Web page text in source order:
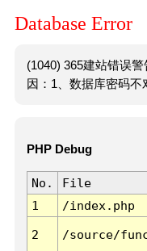
Database Error
(1040) 365建站错误
因：1、数据库密码不
PHP Debug
No. File
1
/index.php
2 /source/